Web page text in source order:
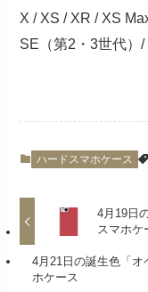
X / XS / XR / XS
SE（第2・3世代）/
ハードスマホケース
4月19日
スマホケ
4月21日の誕生色「
ホケース